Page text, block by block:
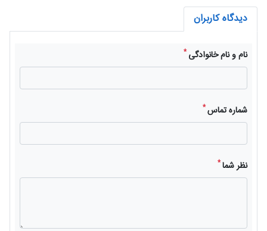
دیدگاه کاربران
نام و نام خانوادگی*
شماره تماس*
نظر شما*